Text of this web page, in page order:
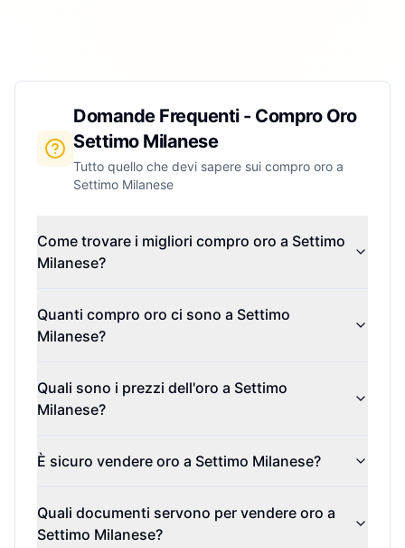
Domande Frequenti - Compro Oro
Settimo Milanese
Tutto quello che devi sapere sui compro oro a
Settimo Milanese
Come trovare i migliori compro oro a Settimo
Milanese?
Quanti compro oro ci sono a Settimo
Milanese?
Quali sono i prezzi dell'oro a Settimo
Milanese?
È sicuro vendere oro a Settimo Milanese?
Quali documenti servono per vendere oro a
Settimo Milanese?